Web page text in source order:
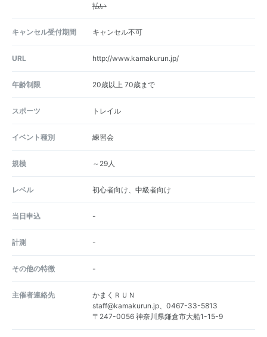
払い
キャンセル受付期間 キャンセル不可
URL http://www.kamakurun.jp/
年齢制限 20歳以上 70歳まで
スポーツ トレイル
イベント種別 練習会
規模 ～29人
レベル 初心者向け、中級者向け
当日申込 -
計測 -
その他の特徴 -
主催者連絡先
かまくＲＵＮ
staff@kamakurun.jp、0467-33-5813
〒247-0056 神奈川県鎌倉市大船1-15-9